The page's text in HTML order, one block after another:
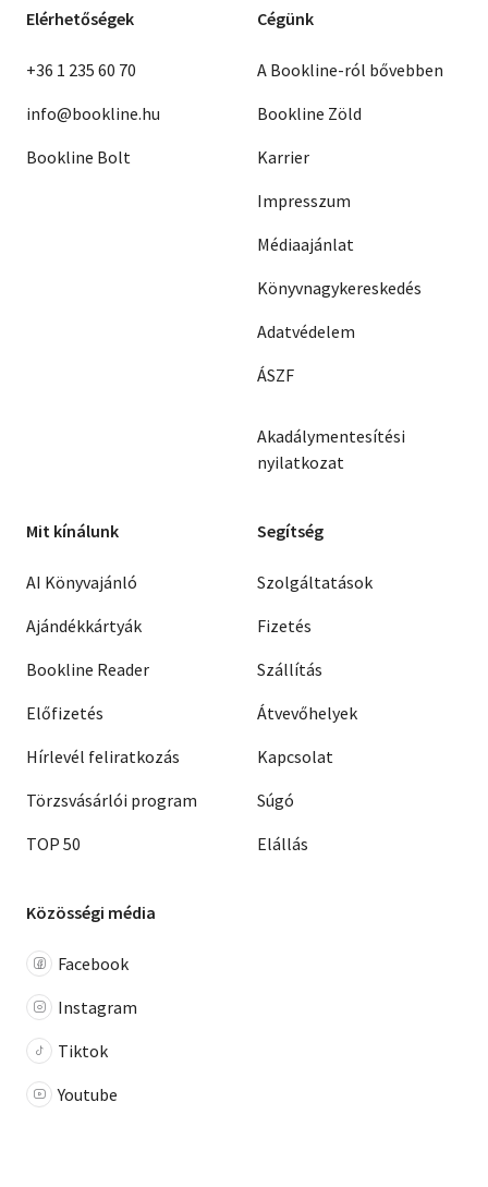
Elérhetőségek
+36 1 235 60 70
info@bookline.hu
Bookline Bolt
Cégünk
A Bookline-ról bővebben
Bookline Zöld
Karrier
Impresszum
Médiaajánlat
Könyvnagykereskedés
Adatvédelem
ÁSZF
Akadálymentesítési
nyilatkozat
Mit kínálunk
AI Könyvajánló
Ajándékkártyák
Bookline Reader
Előfizetés
Hírlevél feliratkozás
Törzsvásárlói program
TOP 50
Segítség
Szolgáltatások
Fizetés
Szállítás
Átvevőhelyek
Kapcsolat
Súgó
Elállás
Közösségi média
Facebook
Instagram
Tiktok
Youtube